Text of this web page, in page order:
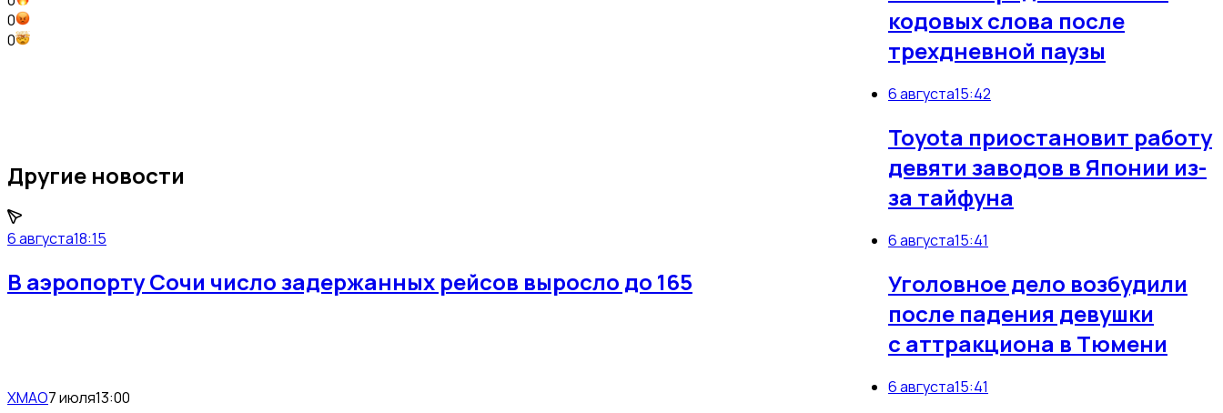
кодовых слова после
трехдневной паузы
6 августа15:42
Toyota приостановит работу
девяти заводов в Японии из-
за тайфуна
6 августа15:41
Уголовное дело возбудили
после падения девушки
с аттракциона в Тюмени
6 августа15:41
0
0
Другие новости
6 августа18:15
В аэропорту Сочи число задержанных рейсов выросло до 165
ХМАО7 июля13:00